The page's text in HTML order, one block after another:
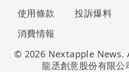
使用條款
投訴爆料
消費情報
© 2026 Nextapple News.
龍丞創意股份有限公